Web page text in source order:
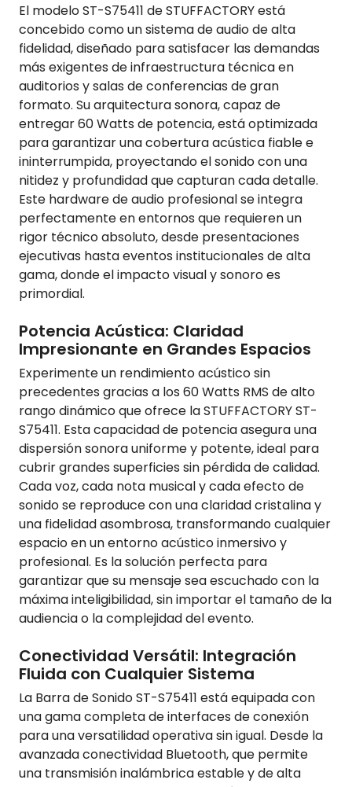
El modelo ST-S75411 de STUFFACTORY está
concebido como un sistema de audio de alta
fidelidad, diseñado para satisfacer las demandas
más exigentes de infraestructura técnica en
auditorios y salas de conferencias de gran
formato. Su arquitectura sonora, capaz de
entregar 60 Watts de potencia, está optimizada
para garantizar una cobertura acústica fiable e
ininterrumpida, proyectando el sonido con una
nitidez y profundidad que capturan cada detalle.
Este hardware de audio profesional se integra
perfectamente en entornos que requieren un
rigor técnico absoluto, desde presentaciones
ejecutivas hasta eventos institucionales de alta
gama, donde el impacto visual y sonoro es
primordial.
Potencia Acústica: Claridad
Impresionante en Grandes Espacios
Experimente un rendimiento acústico sin
precedentes gracias a los 60 Watts RMS de alto
rango dinámico que ofrece la STUFFACTORY ST-
S75411. Esta capacidad de potencia asegura una
dispersión sonora uniforme y potente, ideal para
cubrir grandes superficies sin pérdida de calidad.
Cada voz, cada nota musical y cada efecto de
sonido se reproduce con una claridad cristalina y
una fidelidad asombrosa, transformando cualquier
espacio en un entorno acústico inmersivo y
profesional. Es la solución perfecta para
garantizar que su mensaje sea escuchado con la
máxima inteligibilidad, sin importar el tamaño de la
audiencia o la complejidad del evento.
Conectividad Versátil: Integración
Fluida con Cualquier Sistema
La Barra de Sonido ST-S75411 está equipada con
una gama completa de interfaces de conexión
para una versatilidad operativa sin igual. Desde la
avanzada conectividad Bluetooth, que permite
una transmisión inalámbrica estable y de alta